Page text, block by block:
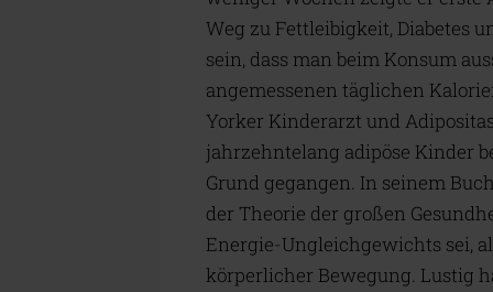
Weg zu Fettleibigkeit, Diabetes
sein, dass man beim Konsum
angemessenen täglichen
Yorker Kinderarzt und
jahrzehntelang adipöse Kinder
Grund gegangen. In seinem Buch
der Theorie der großen
Energie-Ungleichgewichts sei,
körperlicher Bewegung. Lustig